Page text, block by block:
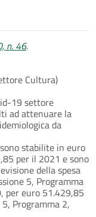
n. 46.
Cultura)
19 settore
ad attenuare la
da
stabilite in euro
per il 2021 e sono
della spesa
5, Programma
per euro 51.429,85
Programma 2,